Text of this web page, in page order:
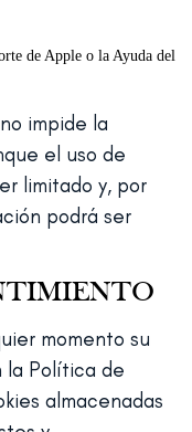
de Apple o la Ayuda del
impide la
el uso de
limitado y, por
podrá ser
momento su
la Política de
almacenadas